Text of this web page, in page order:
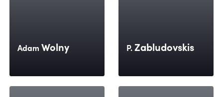
Adam Wolny P. Zabludovskis